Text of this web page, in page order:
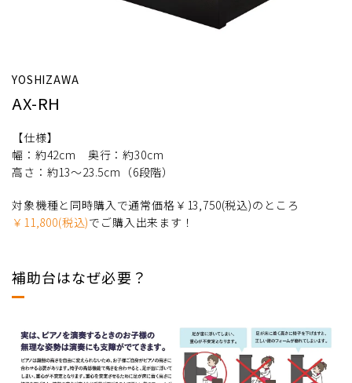
YOSHIZAWA
AX-RH
【仕様】
幅：約42cm 奥行：約30cm
高さ：約13〜23.5cm（6段階）
対象機種と同時購入で通常価格￥13,750(税込)のところ
￥11,800(税込)でご購入出来ます！
補助台はなぜ必要？